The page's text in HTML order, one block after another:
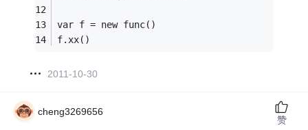
var f = new func()
f.xx()
2011-10-30
cheng3269656
赞